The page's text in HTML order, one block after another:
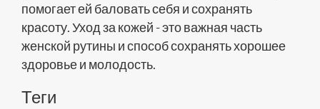
помогает ей баловать себя и сохранять
красоту. Уход за кожей - это важная часть
женской рутины и способ сохранять хорошее
здоровье и молодость.
Теги